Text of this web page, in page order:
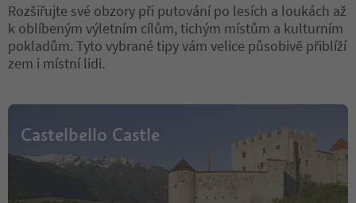
Rozšiřujte své obzory při putování po lesích a loukách až
k oblíbeným výletním cílům, tichým místům a kulturním
pokladům. Tyto vybrané tipy vám velice působivě přiblíží
zem i místní lidi.
Castelbello Castle